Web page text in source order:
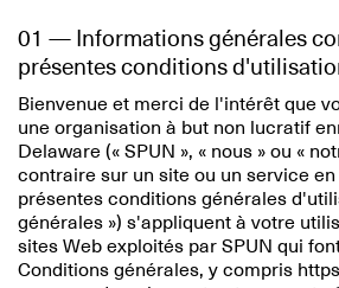
01 — Informations générales
présentes conditions
Bienvenue et merci de l'intérêt que
une organisation à but non lucratif
Delaware (« SPUN », « nous » ou «
contraire sur un site ou un service
présentes conditions générales
générales ») s'appliquent à votre
sites Web exploités par SPUN qui
Conditions générales, y compris